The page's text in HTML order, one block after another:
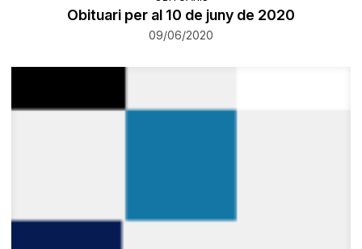
Obituari per al 10 de juny de 2020
09/06/2020